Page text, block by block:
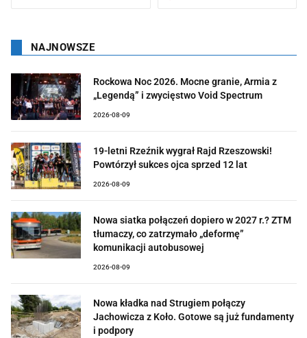
NAJNOWSZE
Rockowa Noc 2026. Mocne granie, Armia z
„Legendą” i zwycięstwo Void Spectrum
2026-08-09
19-letni Rzeźnik wygrał Rajd Rzeszowski!
Powtórzył sukces ojca sprzed 12 lat
2026-08-09
Nowa siatka połączeń dopiero w 2027 r.? ZTM
tłumaczy, co zatrzymało „deformę”
komunikacji autobusowej
2026-08-09
Nowa kładka nad Strugiem połączy
Jachowicza z Koło. Gotowe są już fundamenty
i podpory